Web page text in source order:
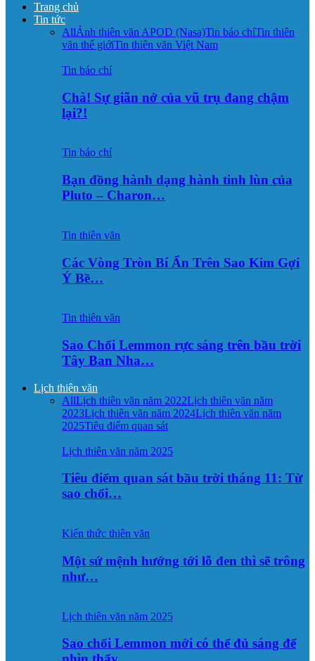
Trang chủ
Tin tức
AllẢnh thiên văn APOD (Nasa)Tin báo chíTin thiên
văn thế giớiTin thiên văn Việt Nam
Tin báo chí
Chà! Sự giãn nở của vũ trụ đang chậm
lại?!
Tin báo chí
Bạn đồng hành dạng hành tinh lùn của
Pluto – Charon…
Tin thiên văn
Các Vòng Tròn Bí Ẩn Trên Sao Kim Gợi
Ý Bề…
Tin thiên văn
Sao Chổi Lemmon rực sáng trên bầu trời
Tây Ban Nha…
Lịch thiên văn
AllLịch thiên văn năm 2022Lịch thiên văn năm
2023Lịch thiên văn năm 2024Lịch thiên văn năm
2025Tiêu điểm quan sát
Lịch thiên văn năm 2025
Tiêu điểm quan sát bầu trời tháng 11: Từ
sao chổi…
Kiến thức thiên văn
Một sứ mệnh hướng tới lỗ đen thì sẽ trông
như…
Lịch thiên văn năm 2025
Sao chổi Lemmon mới có thể đủ sáng để